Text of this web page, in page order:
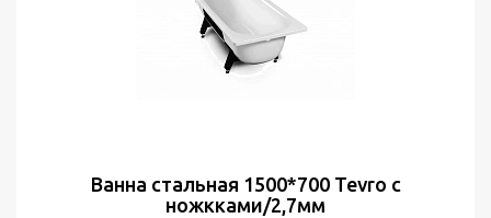
Ванна стальная 1500*700 Tevro с
ножкками/2,7мм